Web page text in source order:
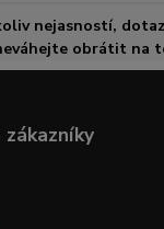
nejasností,
obrátit na